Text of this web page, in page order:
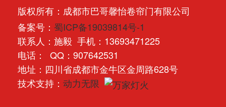
版权所有：成都市巴哥馨怡卷帘门有限公司
备案号： 蜀ICP备19039814号-1
联系人：施毅 手机：13693471225
电话： QQ：907642531
地址：四川省成都市金牛区金周路628号
技术支持： 动力无限